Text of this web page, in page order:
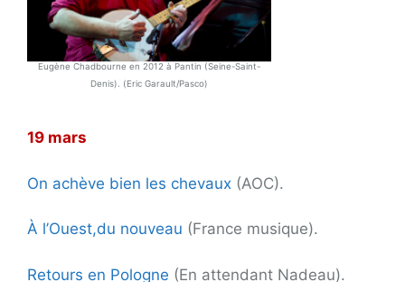
Eugène Chadbourne en 2012 à Pantin (Seine-Saint-
Denis). (Eric Garault/Pasco)
19 mars
On achève bien les chevaux (AOC).
À l’Ouest,du nouveau (France musique).
Retours en Pologne (En attendant Nadeau).